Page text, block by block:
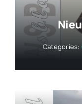
Categories: